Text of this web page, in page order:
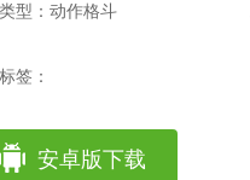
型：动作格斗
签：
安卓版下载